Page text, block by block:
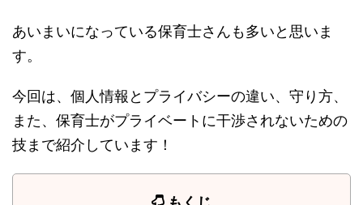
あいまいになっている保育士さんも多いと思いま
す。
今回は、個人情報とプライバシーの違い、守り方、
また、保育士がプライベートに干渉されないための
技まで紹介しています！